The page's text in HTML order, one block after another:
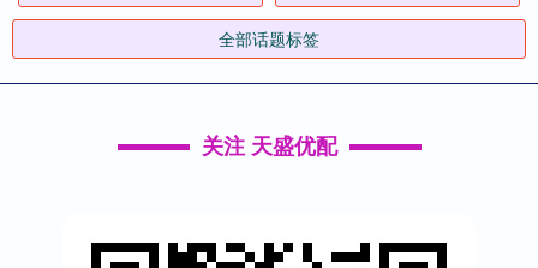
全部话题标签
关注 天盛优配